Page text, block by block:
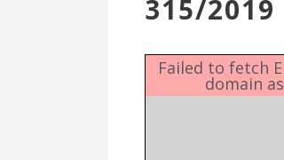
315/2019
Failed to fetch
domain